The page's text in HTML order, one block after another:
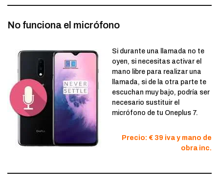
No funciona el micrófono
Si durante una llamada no te
oyen, si necesitas activar el
mano libre para realizar una
llamada, si de la otra parte te
escuchan muy bajo, podría ser
necesario sustituir el
micrófono de tu Oneplus 7.
Precio: € 39 iva y mano de
obra inc.